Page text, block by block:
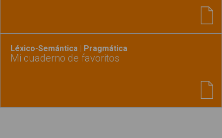
Léxico-Semántica | Pragmática
Mi cuaderno de favoritos